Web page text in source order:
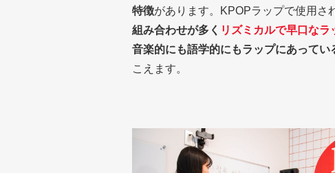
特徴があります。KPOPラップで使用さ
組み合わせが多く リズミカルで早口なラ
音楽的にも語学的にもラップにあってい
こえます。